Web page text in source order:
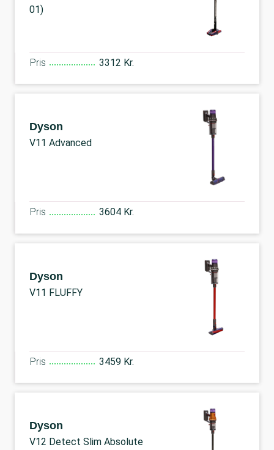
01)
Pris 3312 Kr.
Dyson
V11 Advanced
Pris 3604 Kr.
Dyson
V11 FLUFFY
Pris 3459 Kr.
Dyson
V12 Detect Slim Absolute